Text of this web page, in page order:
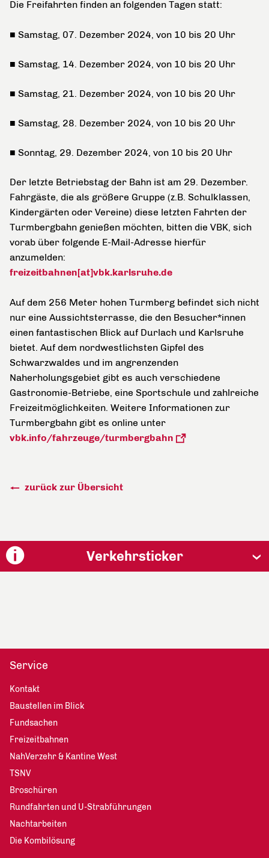
Die Freifahrten finden an folgenden Tagen statt:
■ Samstag, 07. Dezember 2024, von 10 bis 20 Uhr
■ Samstag, 14. Dezember 2024, von 10 bis 20 Uhr
■ Samstag, 21. Dezember 2024, von 10 bis 20 Uhr
■ Samstag, 28. Dezember 2024, von 10 bis 20 Uhr
■ Sonntag, 29. Dezember 2024, von 10 bis 20 Uhr
Der letzte Betriebstag der Bahn ist am 29. Dezember.
Fahrgäste, die als größere Gruppe (z.B. Schulklassen,
Kindergärten oder Vereine) diese letzten Fahrten der
Turmbergbahn genießen möchten, bitten die VBK, sich
vorab über folgende E-Mail-Adresse hierfür
anzumelden:
freizeitbahnen[at]vbk.karlsruhe.de
Auf dem 256 Meter hohen Turmberg befindet sich nicht
nur eine Aussichtsterrasse, die den Besucher*innen
einen fantastischen Blick auf Durlach und Karlsruhe
bietet. Auf dem nordwestlichsten Gipfel des
Schwarzwaldes und im angrenzenden
Naherholungsgebiet gibt es auch verschiedene
Gastronomie-Betriebe, eine Sportschule und zahlreiche
Freizeitmöglichkeiten. Weitere Informationen zur
Turmbergbahn gibt es online unter
vbk.info/fahrzeuge/turmbergbahn
zurück zur Übersicht
Verkehrsticker
Service
Kontakt
Baustellen im Blick
Fundsachen
Freizeitbahnen
NahVerzehr & Kantine West
TSNV
Broschüren
Rundfahrten und U-Strabführungen
Nachtarbeiten
Die Kombilösung